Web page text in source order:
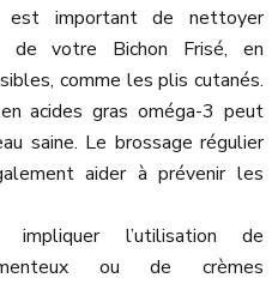
est important de nettoyer
de votre Bichon Frisé, en
comme les plis cutanés.
acides gras oméga-3 peut
saine. Le brossage régulier
aider à prévenir les
l’utilisation de
ou de crèmes